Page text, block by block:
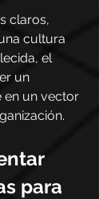
claros,
cultura
el
un
en un vector
para